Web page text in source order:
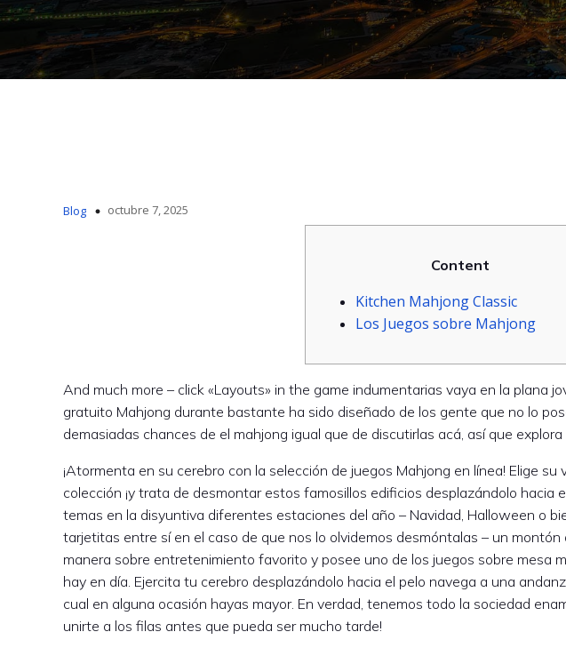
Blog octubre 7, 2025
Content
Kitchen Mahjong Classic
Los Juegos sobre Mahjong
And much more – click «Layouts» in the game indumentarias vaya en la plana
gratuito Mahjong durante bastante ha sido diseñado de los gente que no lo
demasiadas chances de el mahjong igual que de discutirlas acá, así que
¡Atormenta en su cerebro con la selección de juegos Mahjong en línea! Elige su
colección ¡y trata de desmontar estos famosillos edificios desplazándolo hacia
temas en la disyuntiva diferentes estaciones del año – Navidad, Halloween o
tarjetitas entre sí en el caso de que nos lo olvidemos desmóntalas – un
manera sobre entretenimiento favorito y posee uno de los juegos sobre mesa
hay en día. Ejercita tu cerebro desplazándolo hacia el pelo navega a una
cual en alguna ocasión hayas mayor. En verdad, tenemos todo la sociedad
unirte a los filas antes que pueda ser mucho tarde!